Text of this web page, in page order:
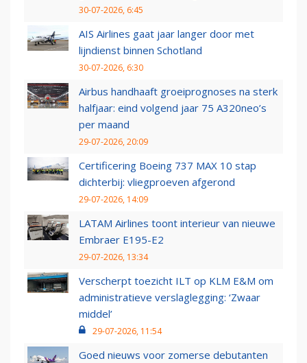
30-07-2026, 6:45
AIS Airlines gaat jaar langer door met
lijndienst binnen Schotland
30-07-2026, 6:30
Airbus handhaaft groeiprognoses na sterk
halfjaar: eind volgend jaar 75 A320neo’s
per maand
29-07-2026, 20:09
Certificering Boeing 737 MAX 10 stap
dichterbij: vliegproeven afgerond
29-07-2026, 14:09
LATAM Airlines toont interieur van nieuwe
Embraer E195-E2
29-07-2026, 13:34
Verscherpt toezicht ILT op KLM E&M om
administratieve verslaglegging: ‘Zwaar
middel’
29-07-2026, 11:54
Goed nieuws voor zomerse debutanten